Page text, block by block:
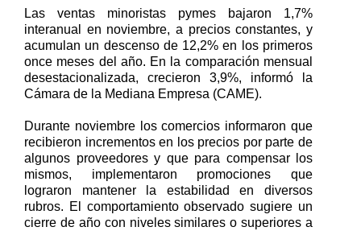
Las ventas minoristas pymes bajaron 1,7%
interanual en noviembre, a precios constantes, y
acumulan un descenso de 12,2% en los primeros
once meses del año. En la comparación mensual
desestacionalizada, crecieron 3,9%, informó la
Cámara de la Mediana Empresa (CAME).
Durante noviembre los comercios informaron que
recibieron incrementos en los precios por parte de
algunos proveedores y que para compensar los
mismos, implementaron promociones que
lograron mantener la estabilidad en diversos
rubros. El comportamiento observado sugiere un
cierre de año con niveles similares o superiores a